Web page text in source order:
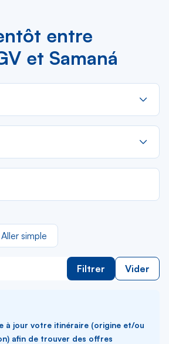
entre
et Samaná
Aller simple
Filtrer Vider
à jour votre itinéraire (origine et/ou
afin de trouver des offres